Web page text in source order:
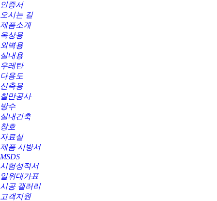
인증서
오시는 길
제품소개
옥상용
외벽용
실내용
우레탄
다용도
신축용
칠만공사
방수
실내건축
창호
자료실
제품 시방서
MSDS
시험성적서
일위대가표
시공 갤러리
고객지원